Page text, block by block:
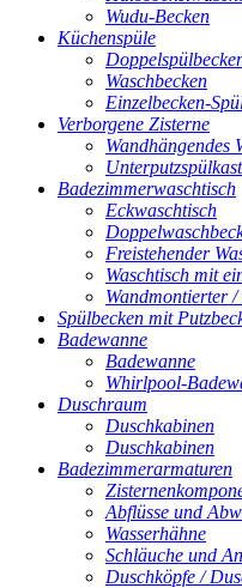
Wudu-Becken
Küchenspüle
Waschbecken
Einzelbecken-
Verborgene Zisterne
Wandhängendes
Badezimmerwaschtisch
Eckwaschtisch
Freistehender
Waschtisch mit
Wandmontierter /
Spülbecken mit
Badewanne
Badewanne
Whirlpool-
Duschraum
Duschkabinen
Duschkabinen
Badezimmerarmaturen
Abflüsse und
Wasserhähne
Schläuche und
Duschköpfe /